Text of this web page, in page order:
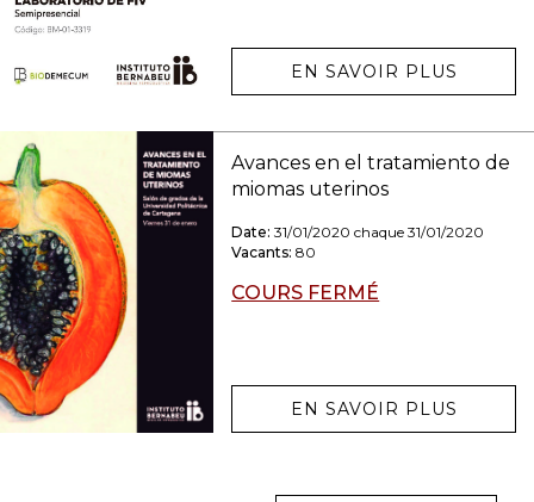
EN SAVOIR PLUS
Avances en el tratamiento de
miomas uterinos
Date: 31/01/2020 chaque 31/01/2020
Vacants: 80
COURS FERMÉ
EN SAVOIR PLUS